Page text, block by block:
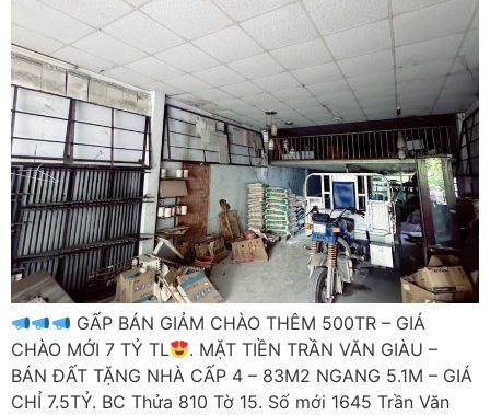
GẤP BÁN GIẢM CHÀO THÊM 500TR – GIÁ
CHÀO MỚI 7 TỶ TL
. MẶT TIỀN TRẦN VĂN GIÀU –
BÁN ĐẤT TẶNG NHÀ CẤP 4 – 83M2 NGANG 5.1M – GIÁ
CHỈ 7.5TỶ. BC Thửa 810 Tờ 15. Số mới 1645 Trần Văn